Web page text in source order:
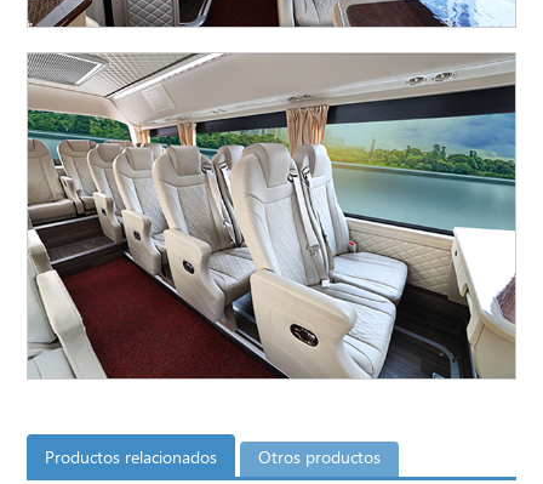
Productos relacionados Otros productos